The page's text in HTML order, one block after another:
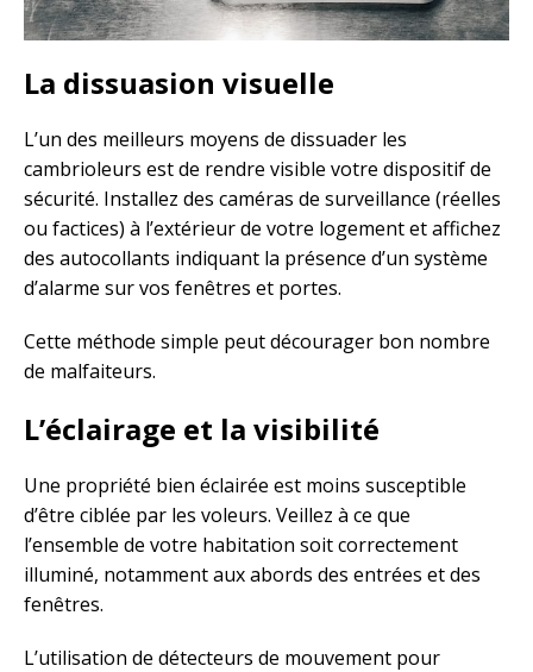
La dissuasion visuelle
L’un des meilleurs moyens de dissuader les
cambrioleurs est de rendre visible votre dispositif de
sécurité. Installez des caméras de surveillance (réelles
ou factices) à l’extérieur de votre logement et affichez
des autocollants indiquant la présence d’un système
d’alarme sur vos fenêtres et portes.
Cette méthode simple peut décourager bon nombre
de malfaiteurs.
L’éclairage et la visibilité
Une propriété bien éclairée est moins susceptible
d’être ciblée par les voleurs. Veillez à ce que
l’ensemble de votre habitation soit correctement
illuminé, notamment aux abords des entrées et des
fenêtres.
L’utilisation de détecteurs de mouvement pour